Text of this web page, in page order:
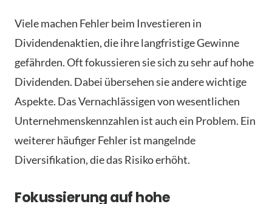
Viele machen Fehler beim Investieren in
Dividendenaktien, die ihre langfristige Gewinne
gefährden. Oft fokussieren sie sich zu sehr auf hohe
Dividenden. Dabei übersehen sie andere wichtige
Aspekte. Das Vernachlässigen von wesentlichen
Unternehmenskennzahlen ist auch ein Problem. Ein
weiterer häufiger Fehler ist mangelnde
Diversifikation, die das Risiko erhöht.
Fokussierung auf hohe